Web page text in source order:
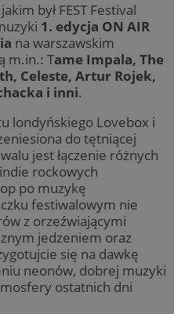
był FEST Festival
1. edycja ON AIR
na warszawskim
m.in.: Tame Impala, The
Celeste, Artur Rojek,
i inni.
londyńskiego Lovebox i
do tętniącej
jest łączenie różnych
rockowych
po muzykę
festiwalowym nie
z orzeźwiającymi
jedzeniem oraz
się na dawkę
neonów, dobrej muzyki
ostatnich dni